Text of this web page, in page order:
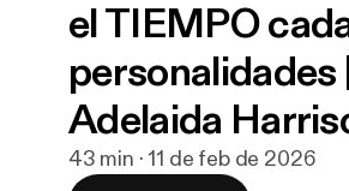
el TIEMPO
personalidades
Adelaida
43 min · 11 de feb de 2026